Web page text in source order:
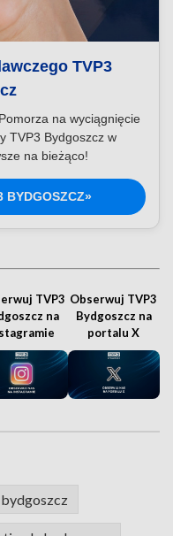
TVP3
na wyciągnięcie
TVP3 Bydgoszcz w
na bieżąco!
BYDGOSZCZ»
TVP3
na
Obserwuj TVP3
Bydgoszcz na
portalu X